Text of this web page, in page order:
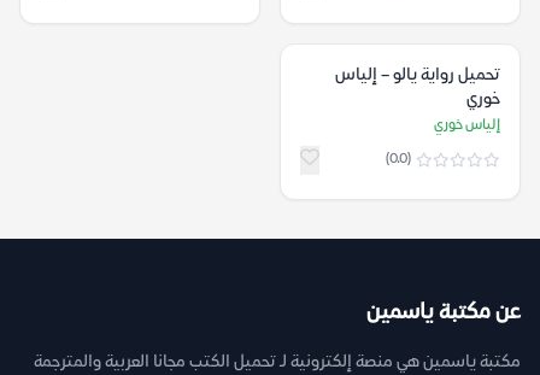
تحميل رواية يالو – إلياس
خوري
إلياس خوري
(0.0)
عن مكتبة ياسمين
مكتبة ياسمين هي منصة إلكترونية لـ تحميل الكتب مجانا العربية والمترجمة